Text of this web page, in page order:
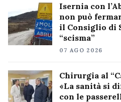
Isernia con
non può
il Consiglio di
“scisma”
07 AGO 2026
Chirurgia al
«La sanità si
con le